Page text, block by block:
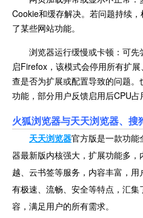
Cookie和缓存解决。若问题持续
了某些网站功能。
浏览器运行缓慢或卡顿：可
启Firefox，该模式会停用所有扩
查是否为扩展或配置导致的问题
功能，部分用户反馈启用后CPU占
火狐浏览器与天天浏览器、 搜
天天浏览器官方版是一款功能
器最新版内核强大，扩展功能多
越、云书签等服务，内容丰富，
有极速、流畅、安全等特点，汇
容，满足用户的所有需求。